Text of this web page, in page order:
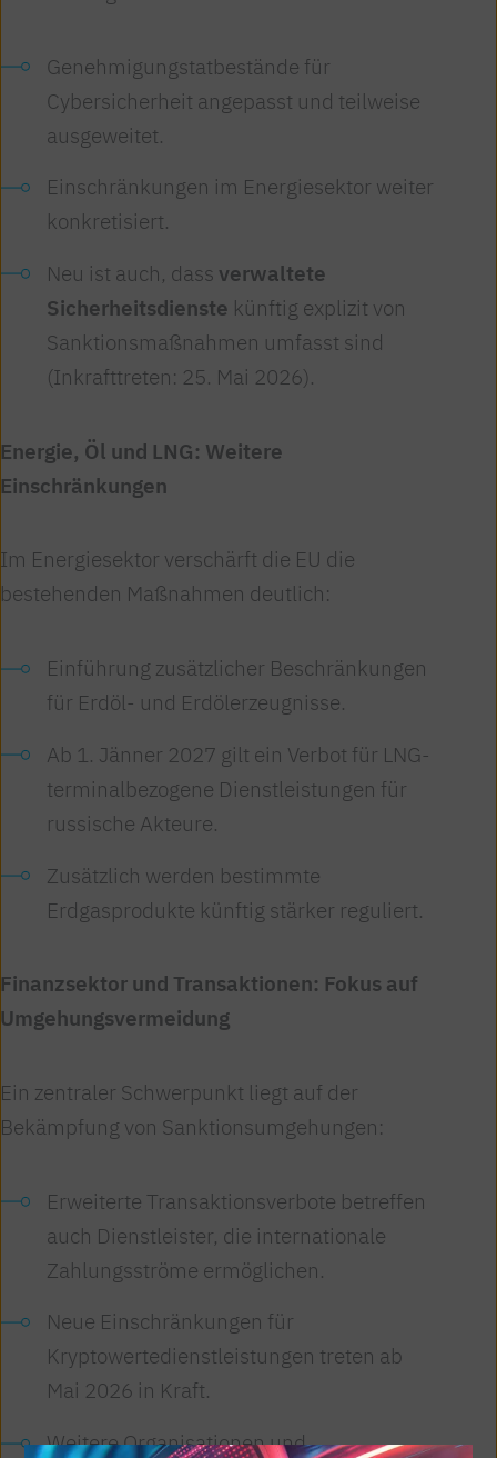
Genehmigungstatbestände für
Cybersicherheit angepasst und teilweise
ausgeweitet.
Einschränkungen im Energiesektor weiter
konkretisiert.
Neu ist auch, dass verwaltete
Sicherheitsdienste künftig explizit von
Sanktionsmaßnahmen umfasst sind
(Inkrafttreten: 25. Mai 2026).
Energie, Öl und LNG: Weitere
Einschränkungen
Im Energiesektor verschärft die EU die
bestehenden Maßnahmen deutlich:
Einführung zusätzlicher Beschränkungen
für Erdöl- und Erdölerzeugnisse.
Ab 1. Jänner 2027 gilt ein Verbot für LNG-
terminalbezogene Dienstleistungen für
russische Akteure.
Zusätzlich werden bestimmte
Erdgasprodukte künftig stärker reguliert.
Finanzsektor und Transaktionen: Fokus auf
Umgehungsvermeidung
Ein zentraler Schwerpunkt liegt auf der
Bekämpfung von Sanktionsumgehungen:
Erweiterte Transaktionsverbote betreffen
auch Dienstleister, die internationale
Zahlungsströme ermöglichen.
Neue Einschränkungen für
Kryptowertedienstleistungen treten ab
Mai 2026 in Kraft.
Weitere Organisationen und